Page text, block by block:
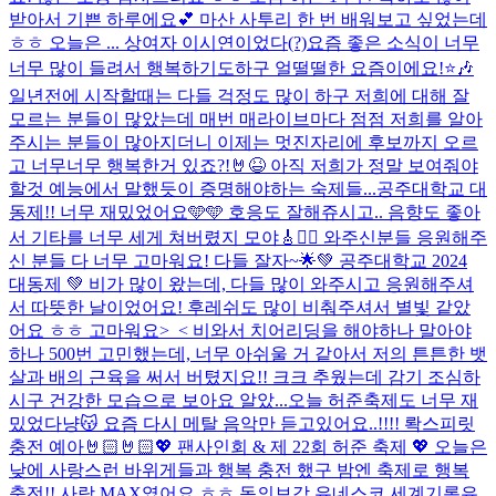
받아서 기쁜 하루에요💕 마산 사투리 한 번 배워보고 싶었는데
ㅎㅎ 오늘은 ... 상여자 이시연이었다(?)요즘 좋은 소식이 너무
너무 많이 들려서 행복하기도하구 얼떨떨한 요즘이에요!⭐️🎶
일년전에 시작할때는 다들 걱정도 많이 하구 저희에 대해 잘
모르는 분들이 많았는데 매번 매라이브마다 점점 저희를 알아
주시는 분들이 많아지더니 이제는 멋진자리에 후보까지 오르
고 너무너무 행복한거 있죠?!🤘😆 아직 저희가 정말 보여줘야
할것 예능에서 말했듯이 증명해야하는 숙제들...공주대학교 대
동제!! 너무 재밌었어요🩵🩵 호응도 잘해쥬시고.. 음향도 좋아
서 기타를 너무 세게 쳐버렸지 모야🎸❤️‍🔥 와주신분들 응원해주
신 분들 다 너무 고마워요! 다들 잘자~🌟💚 공주대학교 2024
대동제 💚 비가 많이 왔는데, 다들 많이 와주시고 응원해주셔
서 따뜻한 날이었어요! 후레쉬도 많이 비춰주셔서 별빛 같았
어요 ㅎㅎ 고마워요>_< 비와서 치어리딩을 해야하나 말아야
하나 500번 고민했는데, 너무 아쉬울 거 같아서 저의 튼튼한 뱃
살과 배의 근육을 써서 버텼지요!! 크크 추웠는데 감기 조심하
시구 건강한 모습으로 보아요 알았...오늘 허준축제도 너무 재
밌었다냥😽 요즘 다시 메탈 음악만 듣고있어요..!!!! 롹스피릿
충전 예아🤘🏻🤘🏻💖 팬사인회 & 제 22회 허준 축제 💖 오늘은
낮에 사랑스런 바위게들과 행복 충전 했구 밤엔 축제로 행복